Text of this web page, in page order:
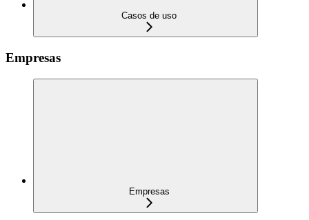
Casos de uso
Empresas
Empresas